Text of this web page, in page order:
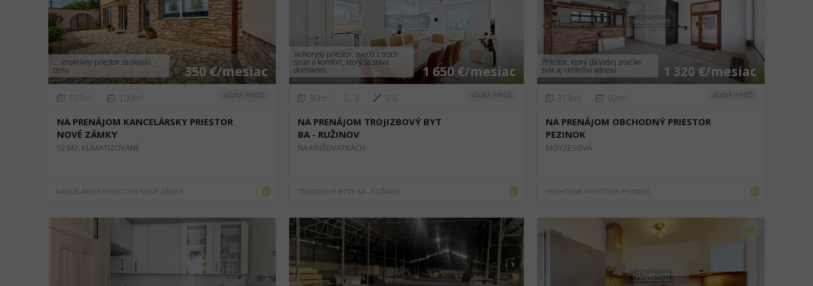
❮
... atraktívny priestor za skvelú
cenu 350 €/mesiac
537m² 100m² VOĽNÁ IHNEĎ
NA PRENÁJOM KANCELÁRSKY PRIESTOR
NOVÉ ZÁMKY
52 M2, KLIMATIZOVANÉ
KANCELÁRSKE PRIESTORY NOVÉ ZÁMKY
Veľkorysý priestor, svetlo z troch
strán a komfort, ktorý sa stáva
domovom. 1 650 €/mesiac
90m² 3 5/6 VOĽNÁ IHNEĎ
NA PRENÁJOM TROJIZBOVÝ BYT
BA - RUŽINOV
NA KRIŽOVATKÁCH
TROJIZBOVÉ BYTY BA - RUŽINOV
❮
Priestor, ktorý dá Vašej značke
tvár aj viditeľnú adresu. 1 320 €/mesiac
313m² 92m² VOĽNÁ IHNEĎ
NA PRENÁJOM OBCHODNÝ PRIESTOR
PEZINOK
MOYZESOVA
OBCHODNÉ PRIESTORY PEZINOK
❯ ❮ ❯